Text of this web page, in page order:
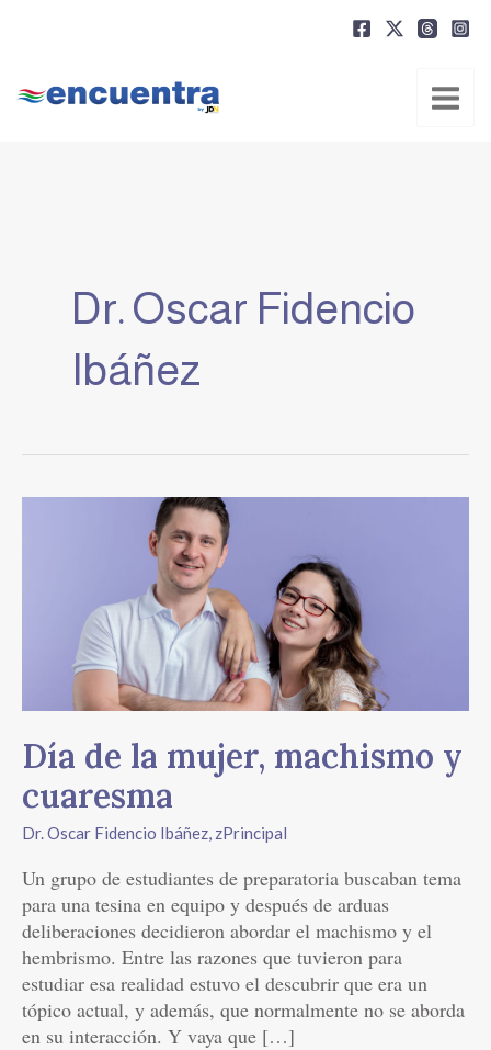
Dr. Oscar Fidencio
Ibáñez
Día de la mujer, machismo y
cuaresma
Dr. Oscar Fidencio Ibáñez, zPrincipal
Un grupo de estudiantes de preparatoria buscaban tema
para una tesina en equipo y después de arduas
deliberaciones decidieron abordar el machismo y el
hembrismo. Entre las razones que tuvieron para
estudiar esa realidad estuvo el descubrir que era un
tópico actual, y además, que normalmente no se aborda
en su interacción. Y vaya que […]
machismo
cuaresma